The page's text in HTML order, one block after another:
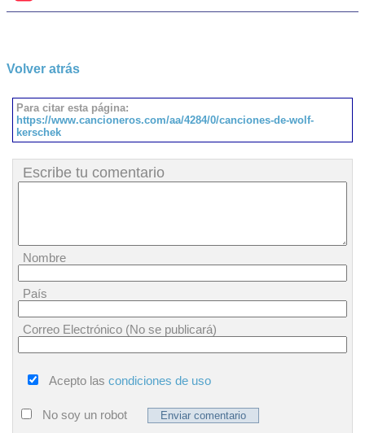
Volver atrás
Para citar esta página:
https://www.cancioneros.com/aa/4284/0/canciones-de-wolf-
kerschek
Escribe tu comentario
Nombre
País
Correo Electrónico (No se publicará)
Acepto las condiciones de uso
No soy un robot